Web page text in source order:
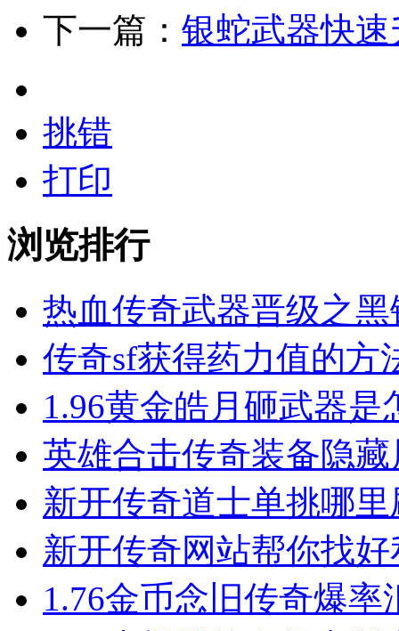
下一篇： 银蛇武器快
挑错
打印
浏览排行
热血传奇武器晋级之
传奇sf获得药力值的方
1.96黄金皓月砸武器
英雄合击​传奇装备隐
新开传奇道士单挑哪
新开传奇网站帮你找
1.76金币念旧传奇爆率